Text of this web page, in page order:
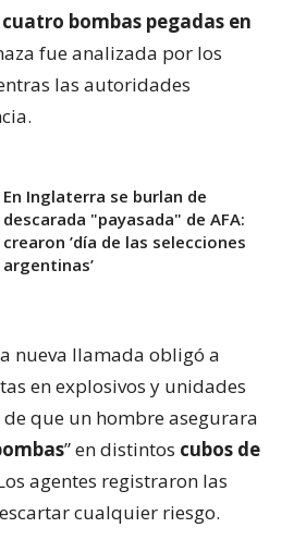
bombas pegadas en
fue analizada por los
las autoridades
En Inglaterra se burlan de
descarada "payasada" de AFA:
crearon ’día de las selecciones
argentinas’
nueva llamada obligó a
en explosivos y unidades
de que un hombre asegurara
” en distintos cubos de
agentes registraron las
cualquier riesgo.